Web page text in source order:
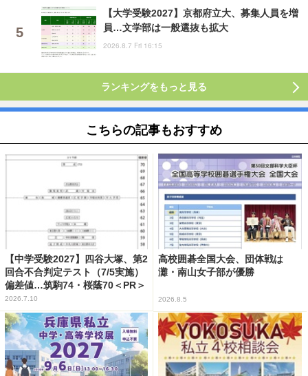
【大学受験2027】京都府立大、募集人員を増
員…文学部は一般選抜も拡大
2026.8.7 Fri 16:15
ランキングをもっと見る
こちらの記事もおすすめ
【中学受験2027】四谷大塚、第2
回合不合判定テスト（7/5実施）
偏差値…筑駒74・桜蔭70＜PR＞
2026.7.10
高校囲碁全国大会、団体戦は
灘・南山女子部が優勝
2026.8.5